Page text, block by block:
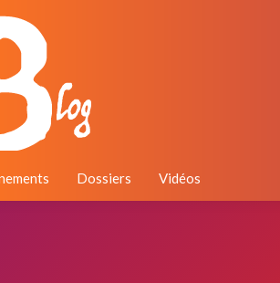
Dossiers Vidéos